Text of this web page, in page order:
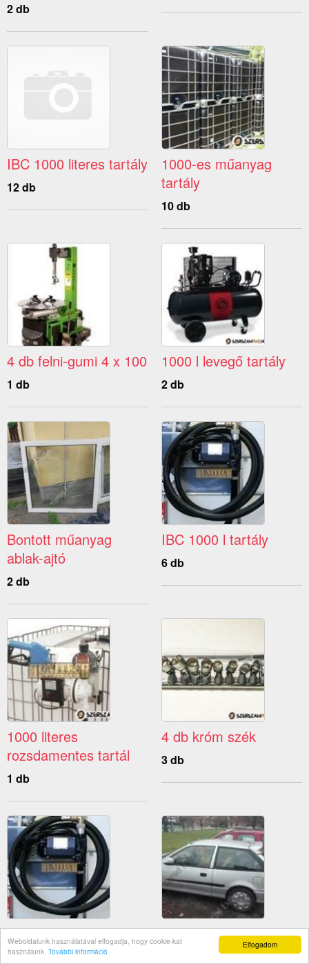
Elfogadom
Weboldalunk használatával elfogadja, hogy cookie-kat
használunk. További információ
2 db
IBC 1000 literes tartály
12 db
1000-es műanyag
tartály
10 db
4 db felni-gumi 4 x 100
1 db
1000 l levegő tartály
2 db
Bontott műanyag
ablak-ajtó
2 db
IBC 1000 l tartály
6 db
1000 literes
rozsdamentes tartál
1 db
4 db króm szék
3 db
IBC tartály 1000 l
6 db
Bontott Suzuki 2002-
es alkatrész